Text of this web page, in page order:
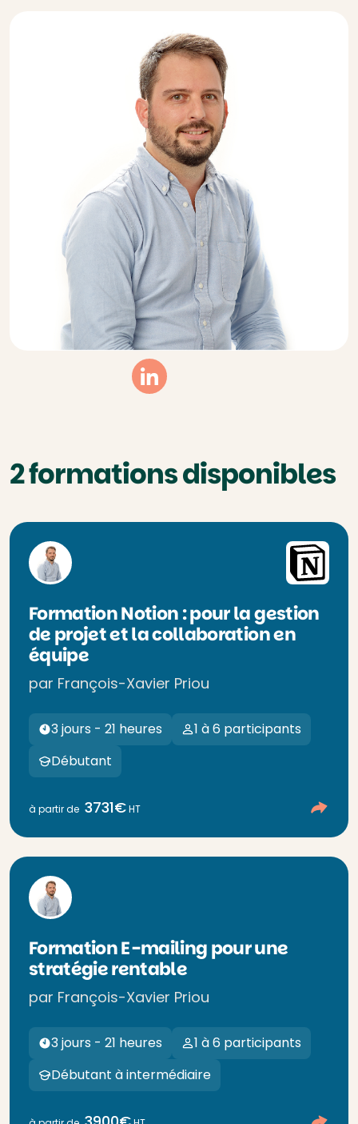
Linkedin
2 formations disponibles
Formation Notion : pour la gestion
de projet et la collaboration en
équipe
par François-Xavier Priou
3 jours - 21 heures
1 à 6 participants
Débutant
à partir de 3731€HT
Formation E-mailing pour une
stratégie rentable
par François-Xavier Priou
3 jours - 21 heures
1 à 6 participants
Débutant à intermédiaire